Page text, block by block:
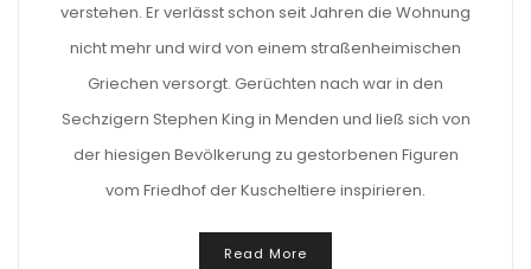
verstehen. Er verlässt schon seit Jahren die Wohnung
nicht mehr und wird von einem straßenheimischen
Griechen versorgt. Gerüchten nach war in den
Sechzigern Stephen King in Menden und ließ sich von
der hiesigen Bevölkerung zu gestorbenen Figuren
vom Friedhof der Kuscheltiere inspirieren.
Read More